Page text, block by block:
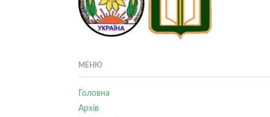
МЕНЮ
Головна
Архів